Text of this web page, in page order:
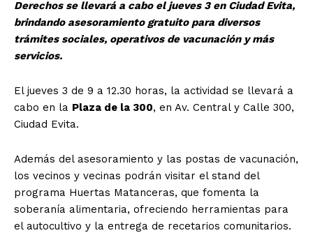
Derechos se llevará a cabo el jueves 3 en Ciudad Evita,
brindando asesoramiento gratuito para diversos
trámites sociales, operativos de vacunación y más
servicios.
El jueves 3 de 9 a 12.30 horas, la actividad se llevará a
cabo en la Plaza de la 300, en Av. Central y Calle 300,
Ciudad Evita.
Además del asesoramiento y las postas de vacunación,
los vecinos y vecinas podrán visitar el stand del
programa Huertas Matanceras, que fomenta la
soberanía alimentaria, ofreciendo herramientas para
el autocultivo y la entrega de recetarios comunitarios.